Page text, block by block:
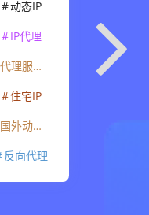
动态IP
IP代理
代理服务器
住宅IP
国外动态IP
反向代理